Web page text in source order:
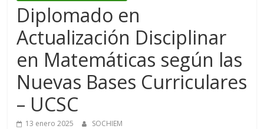
Diplomado en
Actualización Disciplinar
en Matemáticas según las
Nuevas Bases Curriculares
– UCSC
13 enero 2025 SOCHIEM